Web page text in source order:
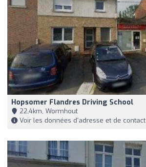
Hopsomer Flandres Driving School
22,4km, Wormhout
Voir les données d'adresse et de contact